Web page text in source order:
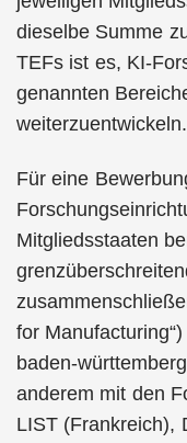
dieselbe Summe
TEFs ist es, KI-
genannten
weiterzuentwickeln.
Für eine
Mitgliedsstaaten
for
baden-
anderem mit den
LIST (Frankreich),